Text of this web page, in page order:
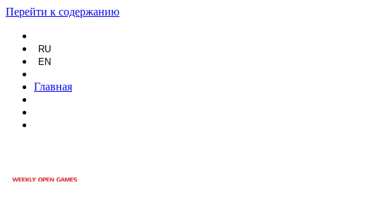
Перейти к содержанию
RU
EN
Главная